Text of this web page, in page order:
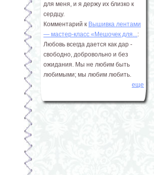
для меня, и я держу их близко к
сердцу.
Комментарий к Вышивка лентами
― мастер-класс «Мешочек для...:
Любовь всегда дается как дар -
свободно, добровольно и без
ожидания. Мы не любим быть
любимыми; мы любим любить.
еще